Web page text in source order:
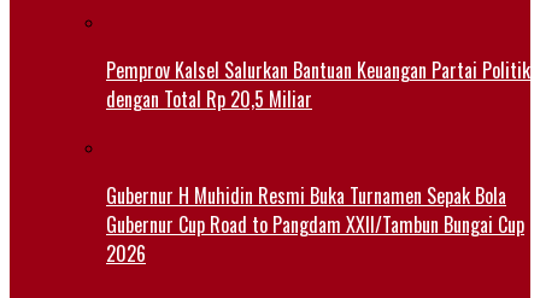
Pemprov Kalsel Salurkan Bantuan Keuangan Partai Politik
dengan Total Rp 20,5 Miliar
Gubernur H Muhidin Resmi Buka Turnamen Sepak Bola
Gubernur Cup Road to Pangdam XXII/Tambun Bungai Cup
2026